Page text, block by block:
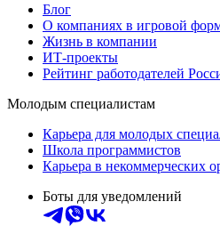
Блог
О компаниях в игровой
Жизнь в компании
ИТ-проекты
Рейтинг работодателей
Молодым специалистам
Карьера для молодых
Школа программистов
Карьера в некоммерческих
Боты для уведомлений